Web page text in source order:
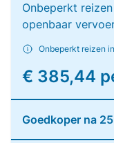
Onbeperkt
openbaar
Onbeperkt reizen
€ 385,44
Goedkoper na